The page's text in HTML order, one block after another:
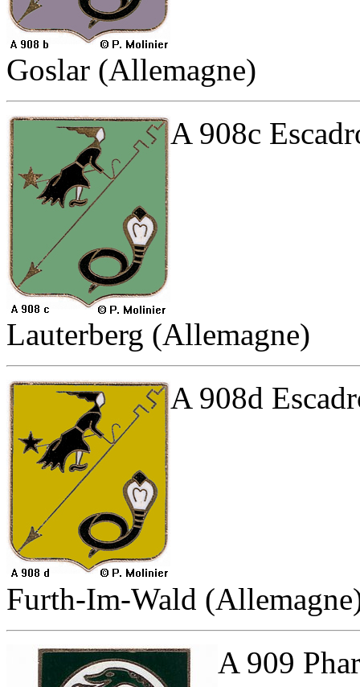
Goslar (Allemagne)
A 908c
Lauterberg (Allemagne)
A 908d
Furth-Im-Wald
A 909